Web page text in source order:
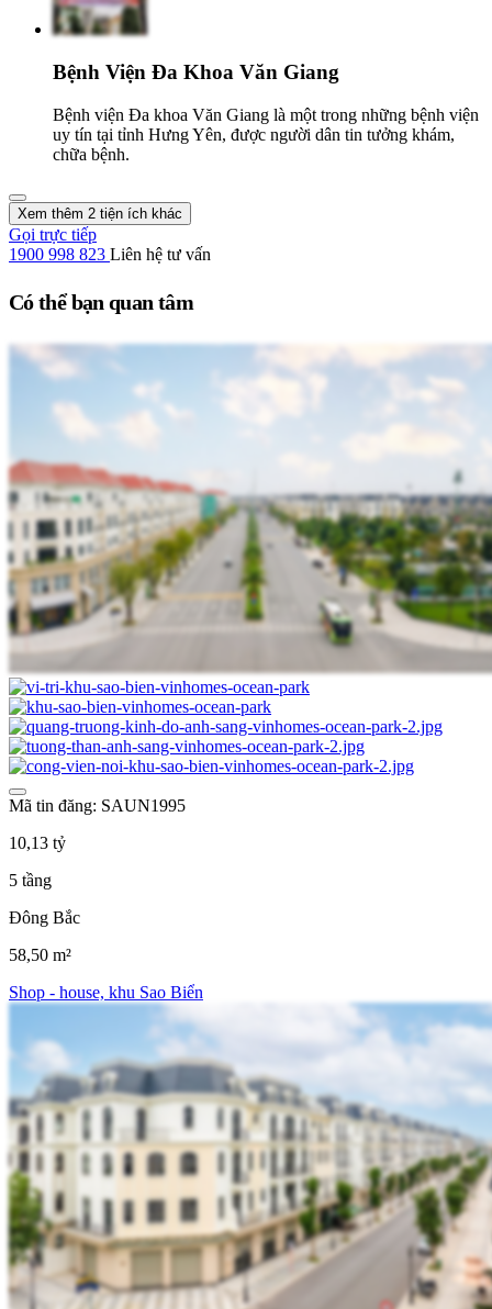
Bệnh Viện Đa Khoa Văn Giang
Bệnh viện Đa khoa Văn Giang là một trong những bệnh viện
uy tín tại tỉnh Hưng Yên, được người dân tin tưởng khám,
chữa bệnh.
Xem thêm 2 tiện ích khác
Gọi trực tiếp
1900 998 823 Liên hệ tư vấn
Có thể bạn quan tâm
Mã tin đăng: SAUN1995
10,13 tỷ
5 tầng
Đông Bắc
58,50 m²
Shop - house, khu Sao Biển